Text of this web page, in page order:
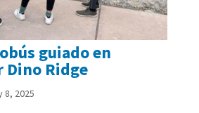
guiado en
Dino Ridge
8, 2025